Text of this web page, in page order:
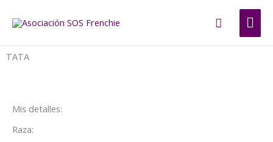
Buscar
TATA
Mis detalles:
Raza: